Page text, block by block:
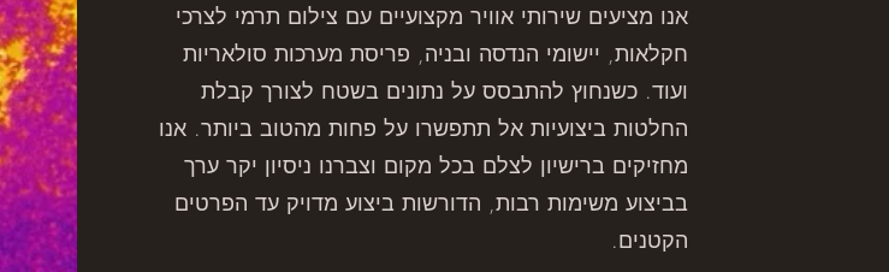
אנו מציעים שירותי אוויר מקצועיים עם צילום תרמי לצרכי
חקלאות, יישומי הנדסה ובניה, פריסת מערכות סולאריות
ועוד. כשנחוץ להתבסס על נתונים בשטח לצורך קבלת
החלטות ביצועיות אל תתפשרו על פחות מהטוב ביותר. אנו
מחזיקים ברישיון לצלם בכל מקום וצברנו ניסיון יקר ערך
בביצוע משימות רבות, הדורשות ביצוע מדויק עד הפרטים
הקטנים.